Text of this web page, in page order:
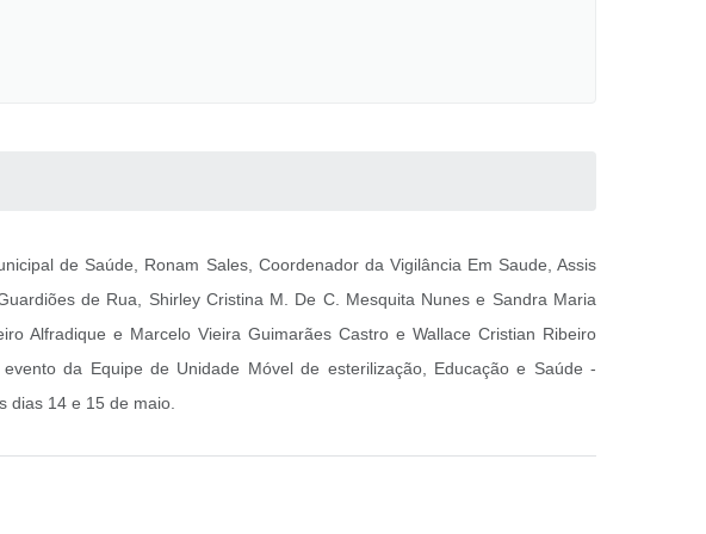
de Saúde, Ronam Sales, Coordenador da Vigilância Em Saude, Assis
de Rua, Shirley Cristina M. De C. Mesquita Nunes e Sandra Maria
Alfradique e Marcelo Vieira Guimarães Castro e Wallace Cristian Ribeiro
da Equipe de Unidade Móvel de esterilização, Educação e Saúde -
dias 14 e 15 de maio.